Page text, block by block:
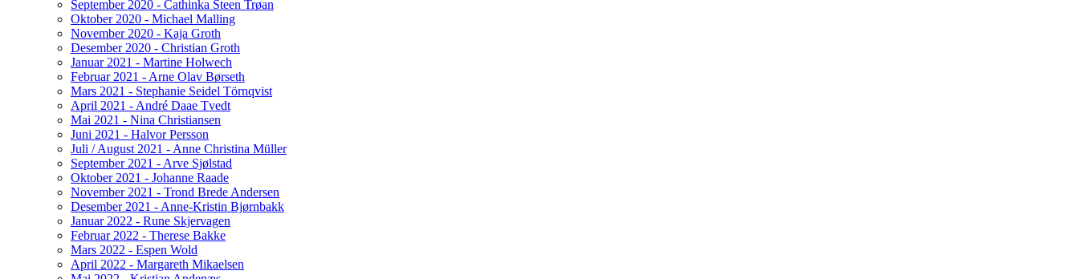
September 2020 - Cathinka Steen Trøan
Oktober 2020 - Michael Malling
November 2020 - Kaja Groth
Desember 2020 - Christian Groth
Januar 2021 - Martine Holwech
Februar 2021 - Arne Olav Børseth
Mars 2021 - Stephanie Seidel Törnqvist
April 2021 - André Daae Tvedt
Mai 2021 - Nina Christiansen
Juni 2021 - Halvor Persson
Juli / August 2021 - Anne Christina Müller
September 2021 - Arve Sjølstad
Oktober 2021 - Johanne Raade
November 2021 - Trond Brede Andersen
Desember 2021 - Anne-Kristin Bjørnbakk
Januar 2022 - Rune Skjervagen
Februar 2022 - Therese Bakke
Mars 2022 - Espen Wold
April 2022 - Margareth Mikaelsen